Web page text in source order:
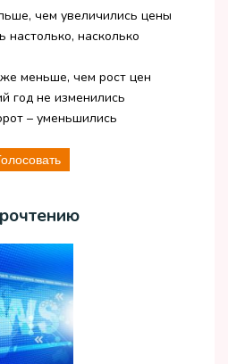
чем увеличились цены
насколько
меньше, чем рост цен
год не изменились
– уменьшились